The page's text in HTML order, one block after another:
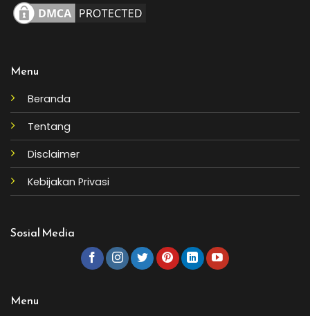
Menu
Beranda
Tentang
Disclaimer
Kebijakan Privasi
Sosial Media
Menu